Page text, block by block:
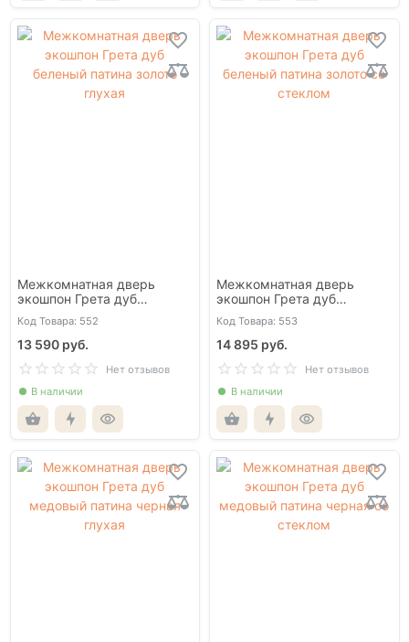
Межкомнатная дверь
экошпон Грета дуб
беленый патина золото
глухая
Код Товара: 552
13 590 руб.
Нет отзывов
В наличии
Межкомнатная дверь
экошпон Грета дуб
беленый патина золото со
стеклом
Код Товара: 553
14 895 руб.
Нет отзывов
В наличии